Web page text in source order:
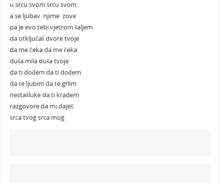
u srcu svom srcu svom
a se ljubav njime zove
pa je evo tebi vjetrom šaljem
da otključaš dvore tvoje
da me čeka da me čeka
duša mila duša tvoje
da ti dođem da ti dođem
da te ljubim da te grlim
nestašluke da ti kradem
razgovore da mi daješ
srca tvog srca mog